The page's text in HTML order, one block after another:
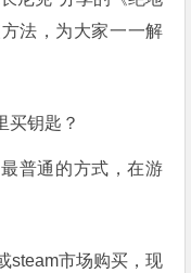
法，为大家一一解
买钥匙？
普通的方式，在游
steam市场购买，现